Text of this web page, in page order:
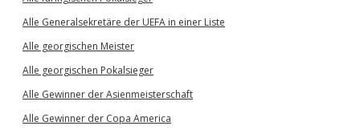
Alle Generalsekretäre der UEFA in einer Liste
Alle georgischen Meister
Alle georgischen Pokalsieger
Alle Gewinner der Asienmeisterschaft
Alle Gewinner der Copa America